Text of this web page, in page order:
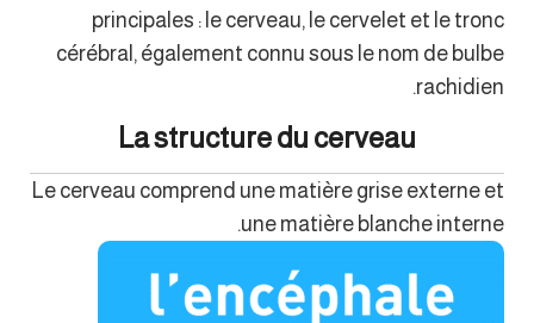
principales : le cerveau, le cervelet et le tronc
cérébral, également connu sous le nom de bulbe
rachidien.
La structure du cerveau
Le cerveau comprend une matière grise externe et
une matière blanche interne.